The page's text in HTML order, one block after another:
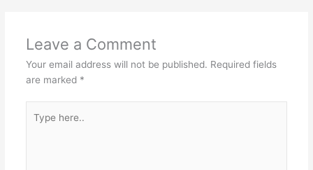
Leave a Comment
Your email address will not be published. Required fields
are marked *
here..